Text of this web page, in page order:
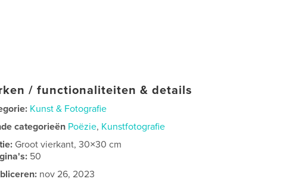
/ functionaliteiten & details
Kunst & Fotografie
categorieën Poëzie, Kunstfotografie
Groot vierkant, 30×30 cm
50
nov 26, 2023